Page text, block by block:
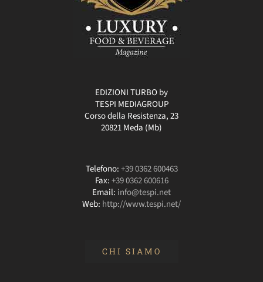
EDIZIONI TURBO by
TESPI MEDIAGROUP
Corso della Resistenza, 23
20821 Meda (Mb)
Telefono:+39 0362 600463
Fax:+39 0362 600616
Email: info@tespi.net
Web: http://www.tespi.net/
CHI SIAMO